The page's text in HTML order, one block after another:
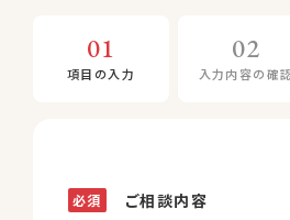
01
項目の入力
02
入力内容の確認
ご相談内容